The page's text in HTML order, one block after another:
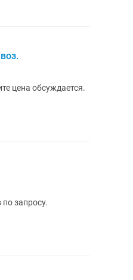
цена обсуждается.
запросу.